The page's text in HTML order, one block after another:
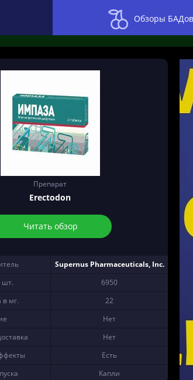
Обзоры БАДов
Препарат
Erectodon
Читать обзор
Supernus Pharmaceuticals, Inc.
шт.
6950
в мг.
22
Нет
Нет
Есть
Капли